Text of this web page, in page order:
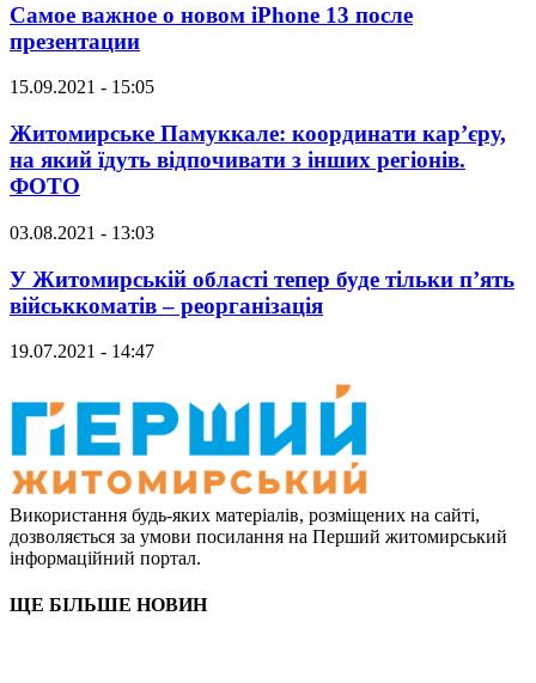
Самое важное о новом iPhone 13 после
презентации
15.09.2021 - 15:05
Житомирське Памуккале: координати кар’єру,
на який їдуть відпочивати з інших регіонів.
ФОТО
03.08.2021 - 13:03
У Житомирській області тепер буде тільки п’ять
військкоматів – реорганізація
19.07.2021 - 14:47
Використання будь-яких матеріалів, розміщених на сайті,
дозволяється за умови посилання на Перший житомирський
інформаційний портал.
ЩЕ БІЛЬШЕ НОВИН